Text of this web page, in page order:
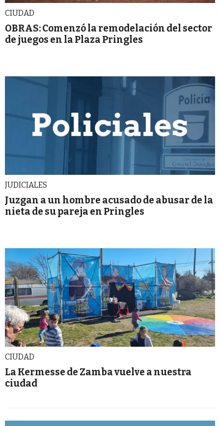
CIUDAD
OBRAS: Comenzó la remodelación del sector
de juegos en la Plaza Pringles
JUDICIALES
Juzgan a un hombre acusado de abusar de la
nieta de su pareja en Pringles
CIUDAD
La Kermesse de Zamba vuelve a nuestra
ciudad